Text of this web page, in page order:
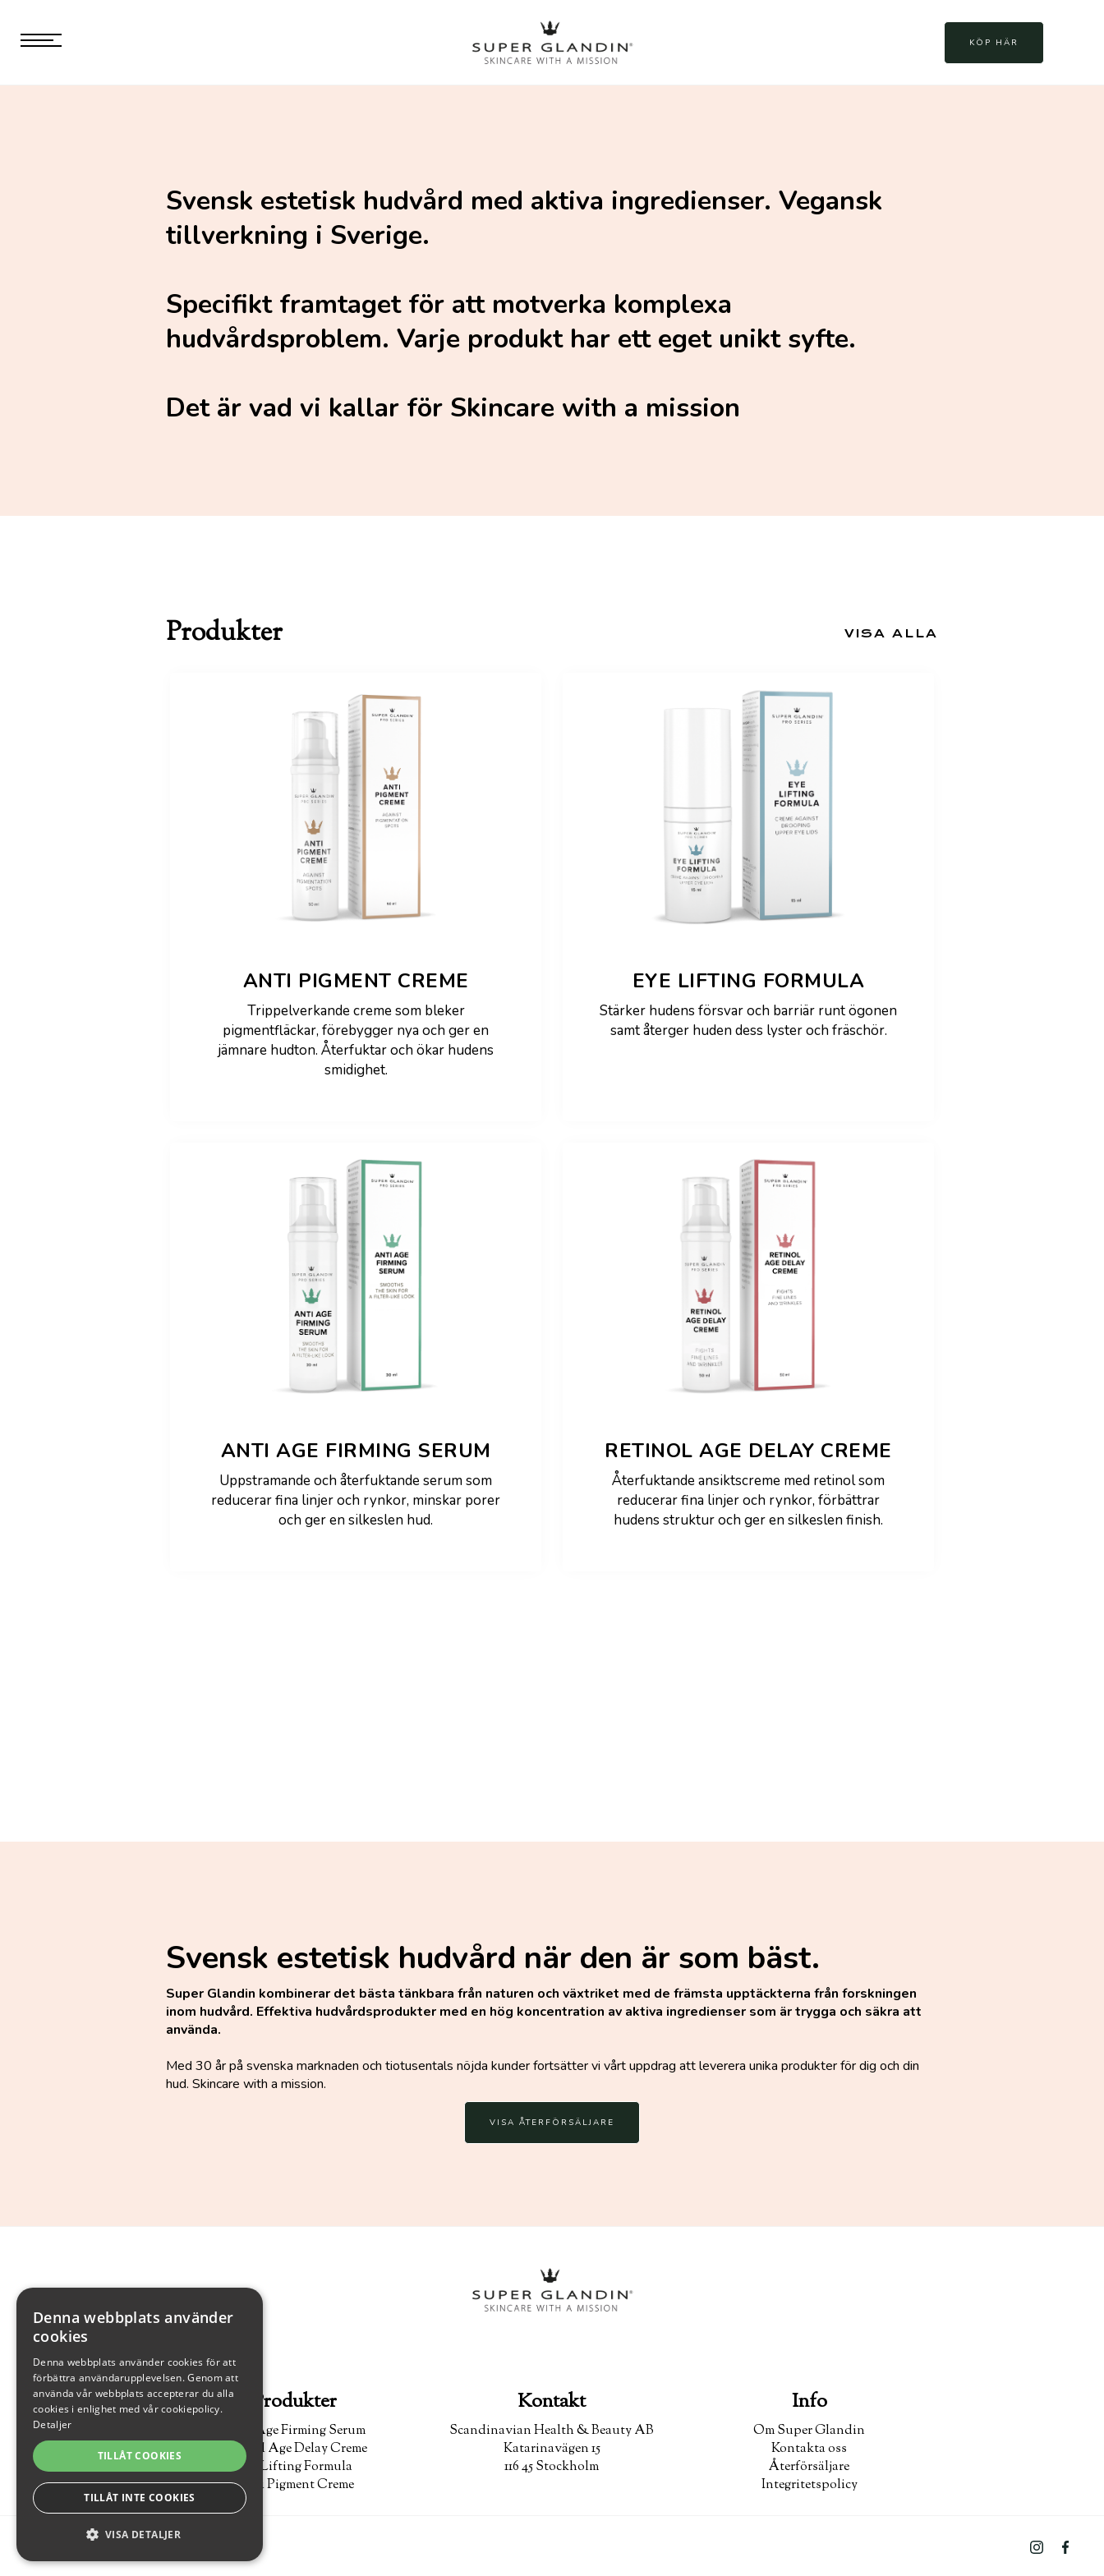
KÖP HÄR
Svensk estetisk hudvård med aktiva ingredienser. Vegansk
tillverkning i Sverige.
Specifikt framtaget för att motverka komplexa
hudvårdsproblem. Varje produkt har ett eget unikt syfte.
Det är vad vi kallar för Skincare with a mission
Produkter VISA ALLA
ANTI PIGMENT CREME
Trippelverkande creme som bleker
pigmentfläckar, förebygger nya och ger en
jämnare hudton. Återfuktar och ökar hudens
smidighet.
EYE LIFTING FORMULA
Stärker hudens försvar och barriär runt ögonen
samt återger huden dess lyster och fräschör.
ANTI AGE FIRMING SERUM
Uppstramande och återfuktande serum som
reducerar fina linjer och rynkor, minskar porer
och ger en silkeslen hud.
RETINOL AGE DELAY CREME
Återfuktande ansiktscreme med retinol som
reducerar fina linjer och rynkor, förbättrar
hudens struktur och ger en silkeslen finish.
Svensk estetisk hudvård när den är som bäst.
Super Glandin kombinerar det bästa tänkbara från naturen och växtriket med de främsta upptäckterna från forskningen
inom hudvård. Effektiva hudvårdsprodukter med en hög koncentration av aktiva ingredienser som är trygga och säkra att
använda.
Med 30 år på svenska marknaden och tiotusentals nöjda kunder fortsätter vi vårt uppdrag att leverera unika produkter för dig och din
hud. Skincare with a mission.
VISA ÅTERFÖRSÄLJARE
Produkter
Anti Age Firming Serum
Retinol Age Delay Creme
Eye Lifting Formula
Anti Pigment Creme
Kontakt
Scandinavian Health & Beauty AB
Katarinavägen 15
116 45 Stockholm
Info
Om Super Glandin
Kontakta oss
Återförsäljare
Integritetspolicy
Denna webbplats använder
cookies
Denna webbplats använder cookies för att
förbättra användarupplevelsen. Genom att
använda vår webbplats accepterar du alla
cookies i enlighet med vår cookiepolicy.
Detaljer
TILLÅT COOKIES
TILLÅT INTE COOKIES
VISA DETALJER
STRIKT NÖDVÄNDIGA